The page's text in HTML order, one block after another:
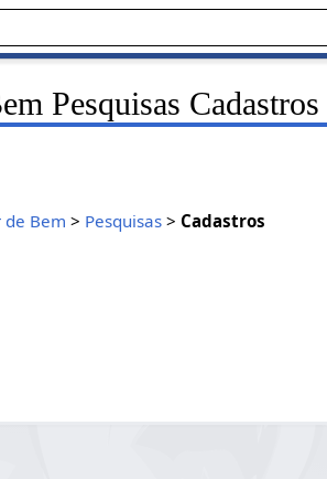
Pesquisas Cadastros
Bem > Pesquisas > Cadastros